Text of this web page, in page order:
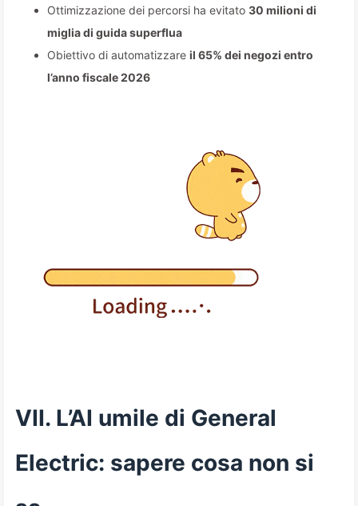
Ottimizzazione dei percorsi ha evitato 30 milioni di
miglia di guida superflua
Obiettivo di automatizzare il 65% dei negozi entro
l’anno fiscale 2026
VII. L’AI umile di General
Electric: sapere cosa non si